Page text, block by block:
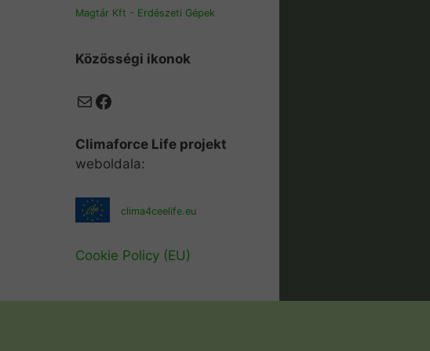
Magtár Kft - Erdészeti Gépek
Közösségi ikonok
MailFacebook
Climaforce Life projekt
weboldala:
clima4ceelife.eu
Cookie Policy (EU)